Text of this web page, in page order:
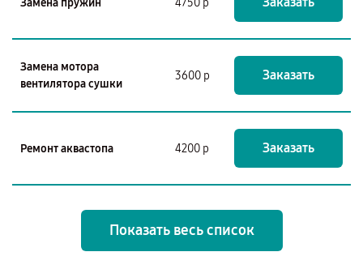
Замена мотора
вентилятора сушки
3600 р Заказать
Ремонт аквастопа 4200 р Заказать
Показать весь список